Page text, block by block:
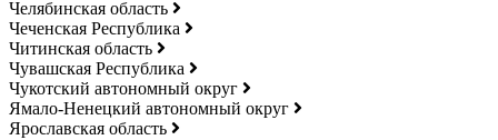
Челябинская область
Чеченская Республика
Читинская область
Чувашская Республика
Чукотский автономный округ
Ямало-Ненецкий автономный округ
Ярославская область